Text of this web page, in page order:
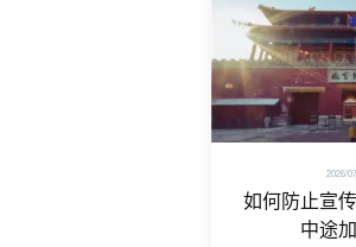
2026/
如何防止宣
中途